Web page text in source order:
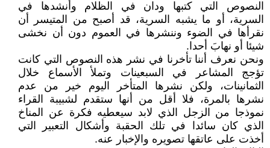
النصوص التي كتبها ودان في الظلام وأنشدها في
السرية، أو ما يشبه السرية، قد أصبح من المتيسر أن
نقرأها في الضوء وننشرها في العموم دون أن نخشى
شيئا أو نهابَ أحدا.
ونحن نعرف أننا تأخرنا في نشر هذه النصوص التي كانت
تؤجج المشاعر في السبعينات وتملأ الأسماع خلال
الثمانينات، ولكن نشرها المتأخر اليوم خير من عدم
نشرها بالمرة، فلا أقل من أنها ستقدم لشبيبة القراء
نموذجا من الزجل الذي لابد سيعطيه فكرة عن المناخ
الذي كان سائدا في تلك الحقبة وأشكال التعبير التي
أخذت على عاتقها تصويره والإخبار عنه.